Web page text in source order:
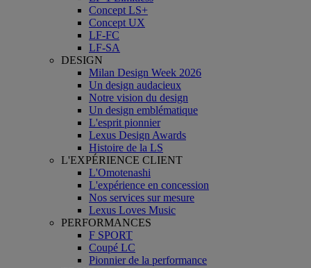
Concept LS+
Concept UX
LF-FC
LF-SA
DESIGN
Milan Design Week 2026
Un design audacieux
Notre vision du design
Un design emblématique
L'esprit pionnier
Lexus Design Awards
Histoire de la LS
L'EXPÉRIENCE CLIENT
L'Omotenashi
L'expérience en concession
Nos services sur mesure
Lexus Loves Music
PERFORMANCES
F SPORT
Coupé LC
Pionnier de la performance